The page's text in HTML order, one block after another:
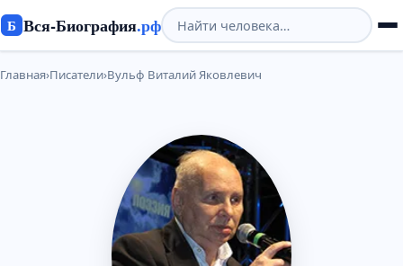
Б Вся-Биография.рф
Главная›Писатели›Вульф Виталий Яковлевич